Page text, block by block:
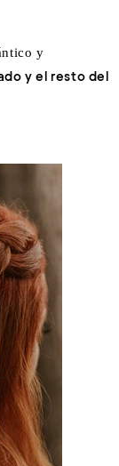
y
y el resto del